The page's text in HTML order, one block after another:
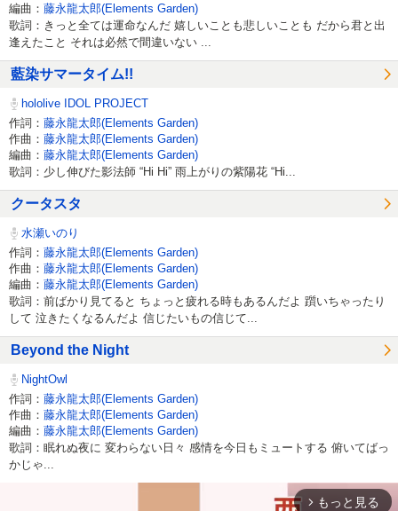
編曲： 藤永龍太郎(Elements Garden)
歌詞：きっと全ては運命なんだ 嬉しいことも悲しいことも だから君と出
逢えたこと それは必然で間違いない ...
藍染サマータイム!!
hololive IDOL PROJECT
作詞： 藤永龍太郎(Elements Garden)
作曲： 藤永龍太郎(Elements Garden)
編曲： 藤永龍太郎(Elements Garden)
歌詞：少し伸びた影法師 “Hi Hi” 雨上がりの紫陽花 “Hi...
クータスタ
水瀬いのり
作詞： 藤永龍太郎(Elements Garden)
作曲： 藤永龍太郎(Elements Garden)
編曲： 藤永龍太郎(Elements Garden)
歌詞：前ばかり見てると ちょっと疲れる時もあるんだよ 躓いちゃったり
して 泣きたくなるんだよ 信じたいもの信じて...
Beyond the Night
NightOwl
作詞： 藤永龍太郎(Elements Garden)
作曲： 藤永龍太郎(Elements Garden)
編曲： 藤永龍太郎(Elements Garden)
歌詞：眠れぬ夜に 変わらない日々 感情を今日もミュートする 俯いてばっ
かじゃ...
arrow_forward_ios もっと見る